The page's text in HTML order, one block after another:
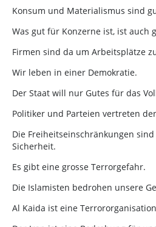
Konsum und Materialismus sind
Was gut für Konzerne ist, ist auch
Firmen sind da um Arbeitsplätze
Wir leben in einer Demokratie.
Der Staat will nur Gutes für das
Politiker und Parteien vertreten
Die Freiheitseinschränkungen
Sicherheit.
Es gibt eine grosse Terrorgefahr.
Die Islamisten bedrohen unsere
Al Kaida ist eine